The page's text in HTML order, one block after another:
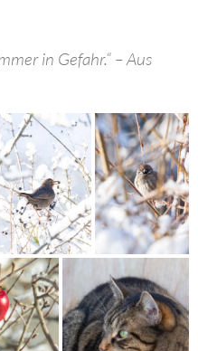
in Gefahr.“ – Aus